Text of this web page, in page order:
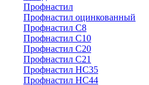
Профнастил
Профнастил оцинкованный
Профнастил С8
Профнастил С10
Профнастил С20
Профнастил С21
Профнастил НС35
Профнастил НС44